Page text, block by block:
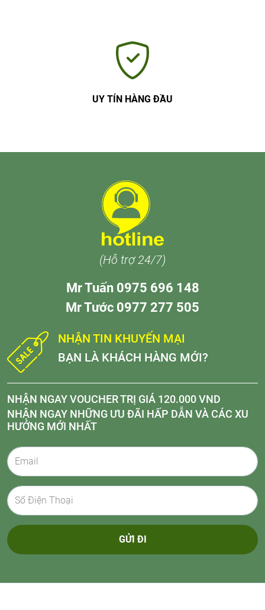
UY TÍN HÀNG ĐẦU
(Hỗ trợ 24/7)
Mr Tuấn 0975 696 148
Mr Tước 0977 277 505
NHẬN TIN KHUYẾN MẠI
BẠN LÀ KHÁCH HÀNG MỚI?
NHẬN NGAY VOUCHER TRỊ GIÁ 120.000 VND
NHẬN NGAY NHỮNG ƯU ĐÃI HẤP DẪN VÀ CÁC XU
HƯỚNG MỚI NHẤT
GỬI ĐI